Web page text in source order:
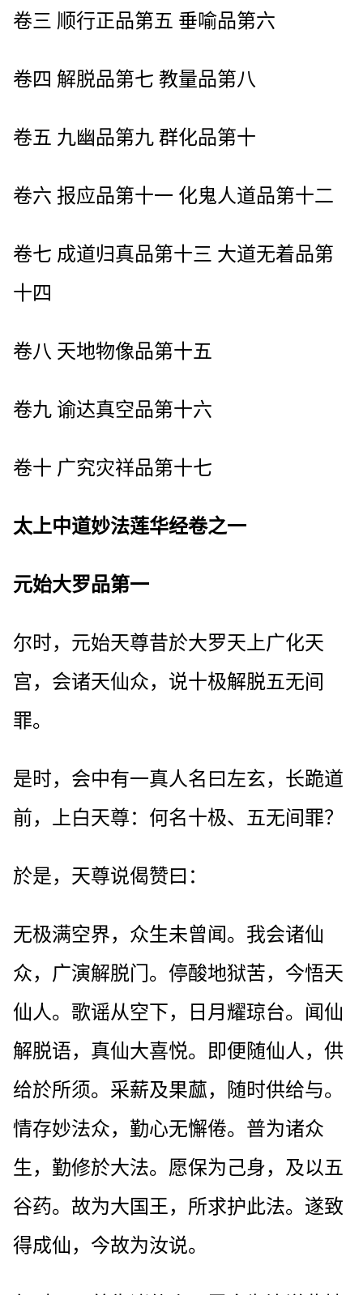
卷三 顺行正品第五 垂喻品第六
卷四 解脱品第七 教量品第八
卷五 九幽品第九 群化品第十
卷六 报应品第十一 化鬼人道品第十二
卷七 成道归真品第十三 大道无着品第
十四
卷八 天地物像品第十五
卷九 谕达真空品第十六
卷十 广究灾祥品第十七
太上中道妙法莲华经卷之一
元始大罗品第一
尔时，元始天尊昔於大罗天上广化天
宫，会诸天仙众，说十极解脱五无间
罪。
是时，会中有一真人名曰左玄，长跪道
前，上白天尊：何名十极、五无间罪？
於是，天尊说偈赞曰：
无极满空界，众生未曾闻。我会诸仙
众，广演解脱门。停酸地狱苦，今悟天
仙人。歌谣从空下，日月耀琼台。闻仙
解脱语，真仙大喜悦。即便随仙人，供
给於所须。采薪及果蓏，随时供给与。
情存妙法众，勤心无懈倦。普为诸众
生，勤修於大法。愿保为己身，及以五
谷药。故为大国王，所求护此法。遂致
得成仙，今故为汝说。